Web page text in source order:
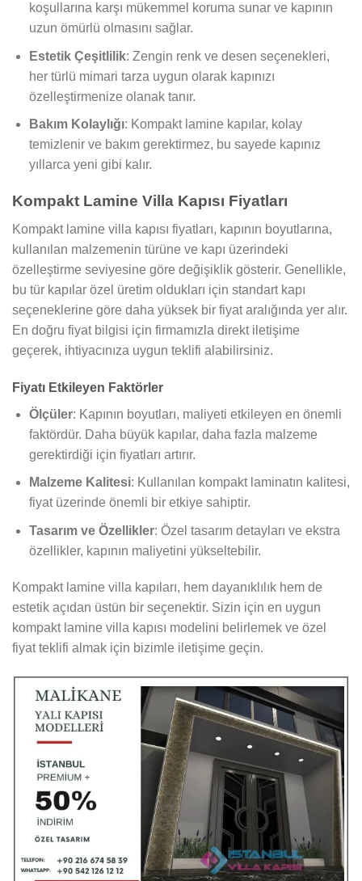
koşullarına karşı mükemmel koruma sunar ve kapının
uzun ömürlü olmasını sağlar.
Estetik Çeşitlilik: Zengin renk ve desen seçenekleri,
her türlü mimari tarza uygun olarak kapınızı
özelleştirmenize olanak tanır.
Bakım Kolaylığı: Kompakt lamine kapılar, kolay
temizlenir ve bakım gerektirmez, bu sayede kapınız
yıllarca yeni gibi kalır.
Kompakt Lamine Villa Kapısı Fiyatları
Kompakt lamine villa kapısı fiyatları, kapının boyutlarına,
kullanılan malzemenin türüne ve kapı üzerindeki
özelleştirme seviyesine göre değişiklik gösterir. Genellikle,
bu tür kapılar özel üretim oldukları için standart kapı
seçeneklerine göre daha yüksek bir fiyat aralığında yer alır.
En doğru fiyat bilgisi için firmamızla direkt iletişime
geçerek, ihtiyacınıza uygun teklifi alabilirsiniz.
Fiyatı Etkileyen Faktörler
Ölçüler: Kapının boyutları, maliyeti etkileyen en önemli
faktördür. Daha büyük kapılar, daha fazla malzeme
gerektirdiği için fiyatları artırır.
Malzeme Kalitesi: Kullanılan kompakt laminatın kalitesi,
fiyat üzerinde önemli bir etkiye sahiptir.
Tasarım ve Özellikler: Özel tasarım detayları ve ekstra
özellikler, kapının maliyetini yükseltebilir.
Kompakt lamine villa kapıları, hem dayanıklılık hem de
estetik açıdan üstün bir seçenektir. Sizin için en uygun
kompakt lamine villa kapısı modelini belirlemek ve özel
fiyat teklifi almak için bizimle iletişime geçin.